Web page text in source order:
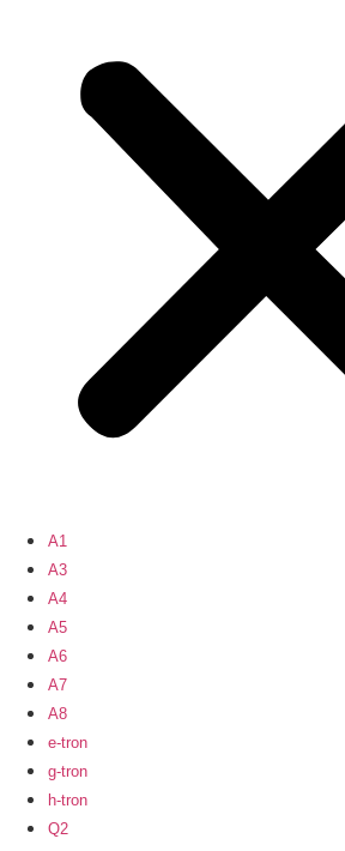
A1
A3
A4
A5
A6
A7
A8
e-tron
g-tron
h-tron
Q2